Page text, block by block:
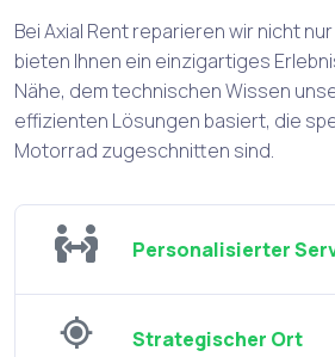
Bei Axial Rent reparieren wir nicht
bieten Ihnen ein einzigartiges
Nähe, dem technischen Wissen
effizienten Lösungen basiert, die
Motorrad zugeschnitten sind.
Personalisierter
Strategischer Ort